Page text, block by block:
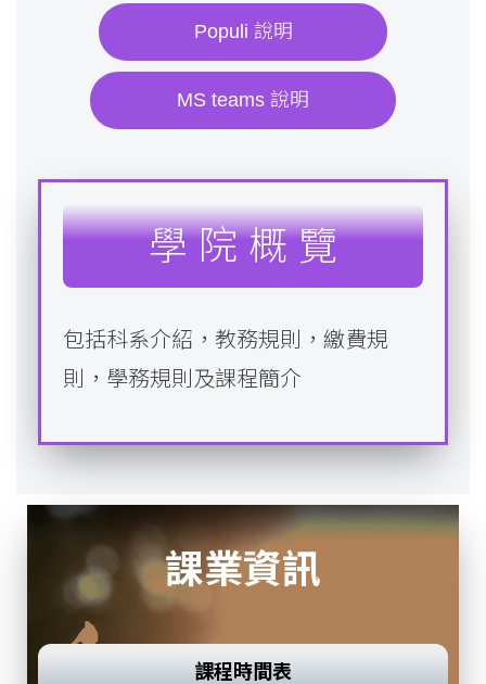
Populi 說明
MS teams 說明
學 院 概 覽
包括科系介紹，教務規則，繳費規
則，學務規則及課程簡介
課業資訊
課程時間表